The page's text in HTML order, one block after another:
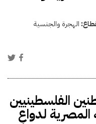
الهجرة والجنسية
الفلسطينيين
لدواعِ